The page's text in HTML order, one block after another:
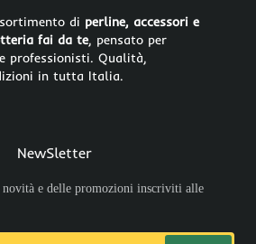
di perline, accessori e
fai da te, pensato per
professionisti. Qualità,
in tutta Italia.
NewSletter
e delle promozioni inscriviti alle